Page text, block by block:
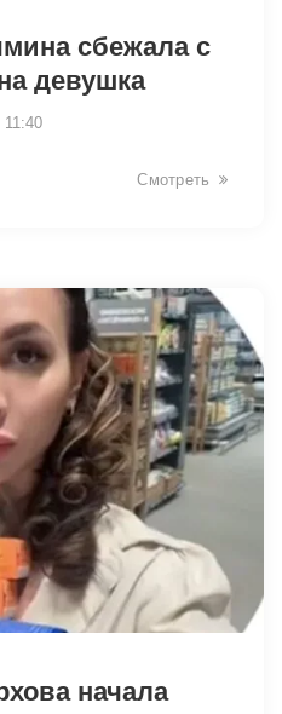
сбежала с
девушка
11:40
Смотреть
начала